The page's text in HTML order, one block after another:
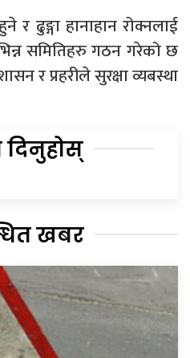
र ढुङ्गा हानाहान रोक्नलाई
समितिहरु गठन गरेको छ
र प्रहरीले सुरक्षा व्यबस्था
दिनुहोस्
खबर